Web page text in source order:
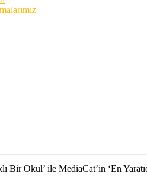
Bir Okul’ ile MediaCat’in ‘En